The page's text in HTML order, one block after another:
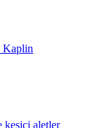
Kaplin
aletler